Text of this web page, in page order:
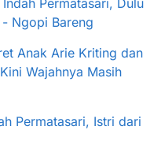
Permatasari, Dulu
Ngopi Bareng
Anak Arie Kriting dan
Wajahnya Masih
Permatasari, Istri dari